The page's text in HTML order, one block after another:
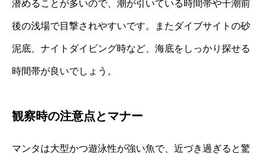
潜めることが多いので、潮が引いている時間帯や干潮前
後の浅場で目撃されやすいです。またダイブサイトの砂
泥底、ナイトダイビング時など、海底をしっかり探せる
時間帯が良いでしょう。
観察時の注意点とマナー
マンタは大型かつ遊泳性が強い魚で、近づき過ぎると驚